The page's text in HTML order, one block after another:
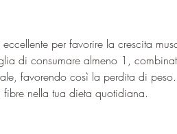
di consumare almeno 1,
favorendo così la perdita di
nella tua dieta quotidiana.